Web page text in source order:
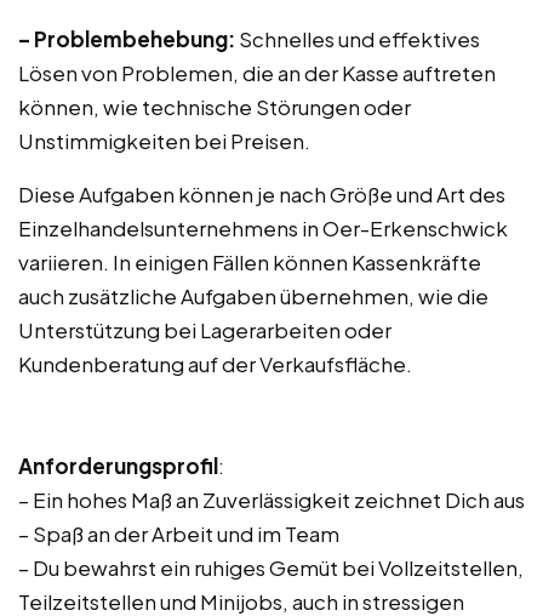
– Problembehebung: Schnelles und effektives
Lösen von Problemen, die an der Kasse auftreten
können, wie technische Störungen oder
Unstimmigkeiten bei Preisen.
Diese Aufgaben können je nach Größe und Art des
Einzelhandelsunternehmens in Oer-Erkenschwick
variieren. In einigen Fällen können Kassenkräfte
auch zusätzliche Aufgaben übernehmen, wie die
Unterstützung bei Lagerarbeiten oder
Kundenberatung auf der Verkaufsfläche.
Anforderungsprofil:
– Ein hohes Maß an Zuverlässigkeit zeichnet Dich aus
– Spaß an der Arbeit und im Team
– Du bewahrst ein ruhiges Gemüt bei Vollzeitstellen,
Teilzeitstellen und Minijobs, auch in stressigen